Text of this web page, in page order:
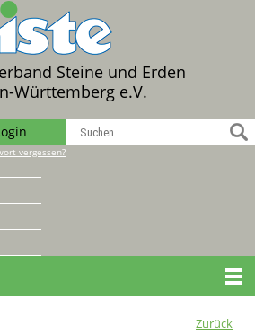
Steine und Erden
Württemberg e.V.
vergessen?
Zurück